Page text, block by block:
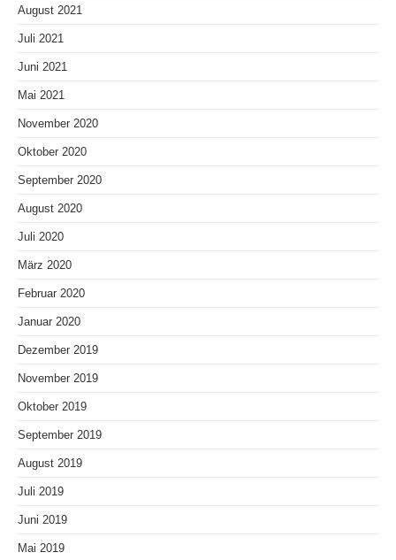
August 2021
Juli 2021
Juni 2021
Mai 2021
November 2020
Oktober 2020
September 2020
August 2020
Juli 2020
März 2020
Februar 2020
Januar 2020
Dezember 2019
November 2019
Oktober 2019
September 2019
August 2019
Juli 2019
Juni 2019
Mai 2019